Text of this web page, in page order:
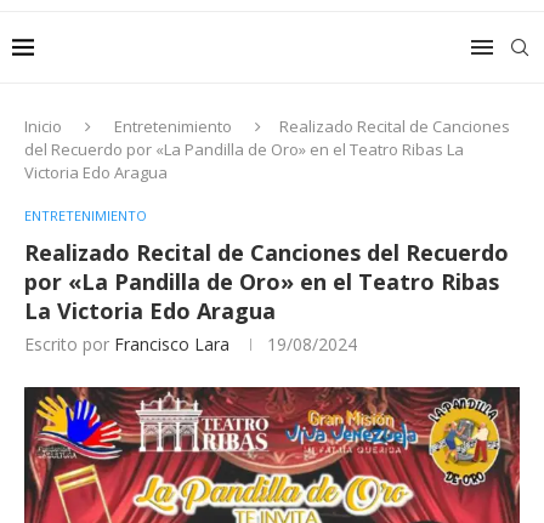
Inicio Entretenimiento
Realizado Recital de Canciones
del Recuerdo por «La Pandilla de Oro» en el Teatro Ribas La
Victoria Edo Aragua
ENTRETENIMIENTO
Realizado Recital de Canciones del Recuerdo
por «La Pandilla de Oro» en el Teatro Ribas
La Victoria Edo Aragua
Escrito por Francisco Lara 19/08/2024